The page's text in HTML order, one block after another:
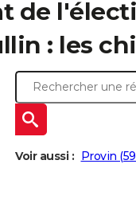
de
: les
Voir aussi : Provin